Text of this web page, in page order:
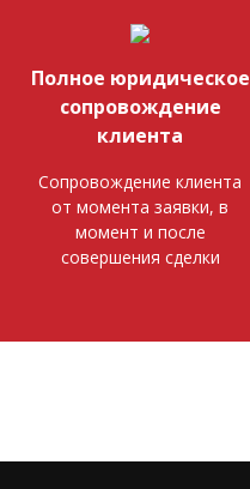
Полное юридическое
сопровождение
клиента
Сопровождение клиента
от момента заявки, в
момент и после
совершения сделки